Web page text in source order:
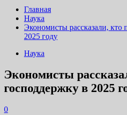
Главная
Наука
Экономисты рассказали, кто
2025 году
Наука
Экономисты
господдержку в 2025
0